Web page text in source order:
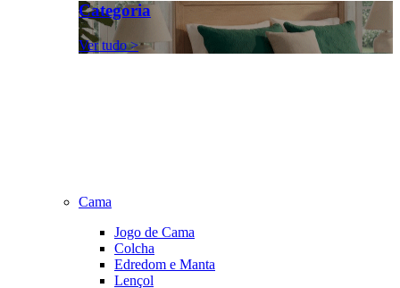
Categoria
Ver tudo >
Cama
Jogo de Cama
Colcha
Edredom e Manta
Lençol